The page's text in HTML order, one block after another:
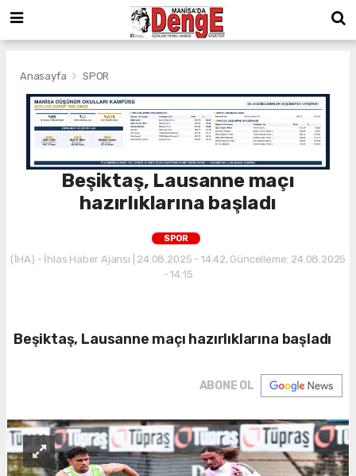
Anasayfa SPOR
Beşiktaş, Lausanne maçı
hazırlıklarına başladı
SPOR
(İHA) - İhlas Haber Ajansı | 24.08.2025 - 14:42, Güncelleme: 24.08.2025
- 14:15
Beşiktaş, Lausanne maçı hazırlıklarına başladı
ABONE OL